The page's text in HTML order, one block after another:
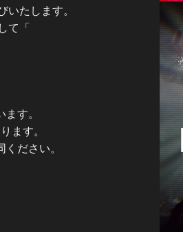
いたします。
て「
す。
ます。
ださい。